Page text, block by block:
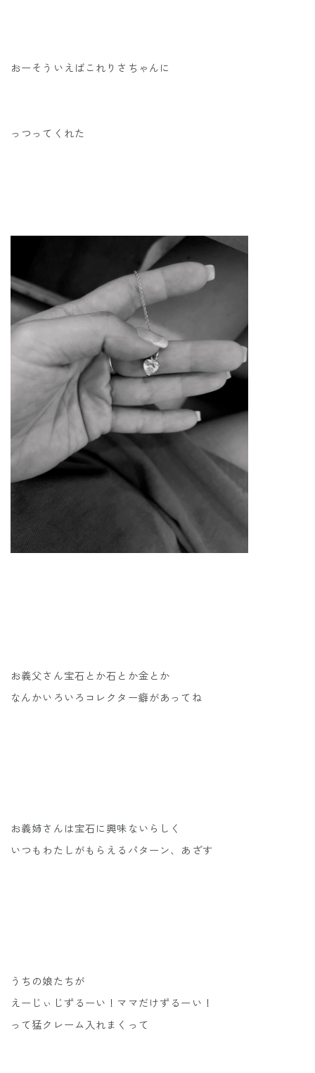
おーそういえばこれりさちゃんに
っつってくれた
お義父さん宝石とか石とか金とか
なんかいろいろコレクター癖があってね
お義姉さんは宝石に興味ないらしく
いつもわたしがもらえるパターン、あざす
うちの娘たちが
えーじぃじずるーい！ママだけずるーい！
って猛クレーム入れまくって